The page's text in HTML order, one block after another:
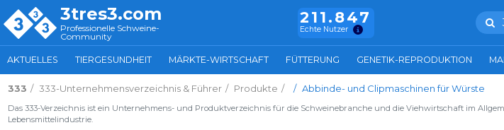
3tres3.com
Professionelle Schweine-
Community
211.847
Echte Nutzer
AKTUELLES TIERGESUNDHEIT MÄRKTE-WIRTSCHAFT FÜTTERUNG GENETIK-REPRODUKTION
333 333-Unternehmensverzeichnis & Führer Produkte Abbinde- und Clipmaschinen für Würste
Das 333-Verzeichnis ist ein Unternehmens- und Produktverzeichnis für die Schweinebranche und die Viehwirtschaft im
Lebensmittelindustrie.